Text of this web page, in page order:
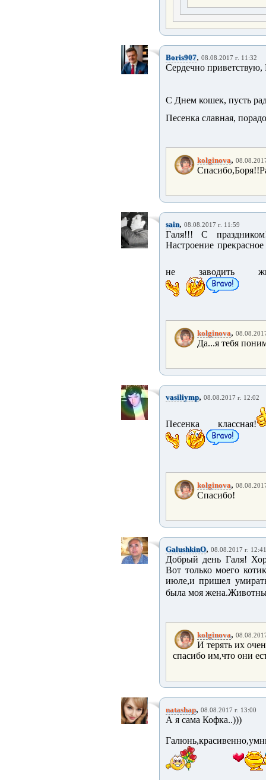
Boris907, 08.08.2017 г. 11:32
Сердечно приветствую,
С Днем кошек, пусть
Песенка славная,
kolginova,
sain, 08.08.2017 г. 11:59
Галя!!! С
Настроение
не заводить
kolginova,
Да...я тебя
vasiliymp, 08.08.2017 г. 12:02
Песенка классная!
kolginova,
Спасибо!
GalushkinO, 08.08.2017 г. 12:41
Добрый день Галя!
Вот только моего
июле,и пришел
была моя
kolginova,
И терять их
спасибо им,что они
natashap, 08.08.2017 г. 13:00
А я сама Кофка..)))